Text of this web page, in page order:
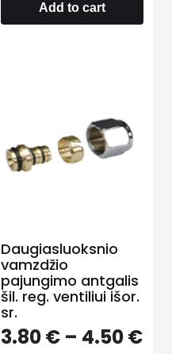
Add to cart
Daugiasluoksnio
vamzdžio
pajungimo antgalis
šil. reg. ventiliui išor.
sr.
3.80€– 4.50€